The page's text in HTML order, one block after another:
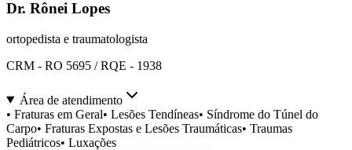
Dr. Rônei Lopes
ortopedista e traumatologista
CRM - RO 5695 / RQE - 1938
Área de atendimento
• Fraturas em Geral• Lesões Tendíneas• Síndrome do Túnel do
Carpo• Fraturas Expostas e Lesões Traumáticas• Traumas
Pediátricos• Luxações